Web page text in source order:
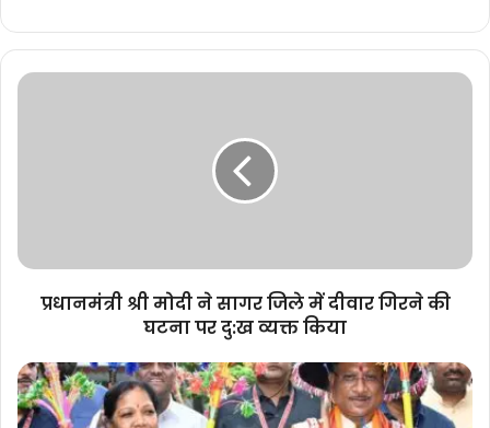
प्रधानमंत्री
गिरने
घटना
व्यक्त
किया
प्रधानमंत्री श्री मोदी ने सागर जिले में दीवार गिरने की
घटना पर दु:ख व्यक्त किया
मुख्यमंत्री
निवास
में